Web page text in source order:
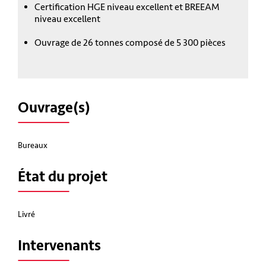
Certification HGE niveau excellent et BREEAM
niveau excellent
Ouvrage de 26 tonnes composé de 5 300 pièces
Ouvrage(s)
Bureaux
État du projet
Livré
Intervenants